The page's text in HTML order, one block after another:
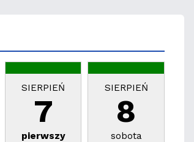
SIERPIEŃ
7
pierwszy
SIERPIEŃ
8
sobota